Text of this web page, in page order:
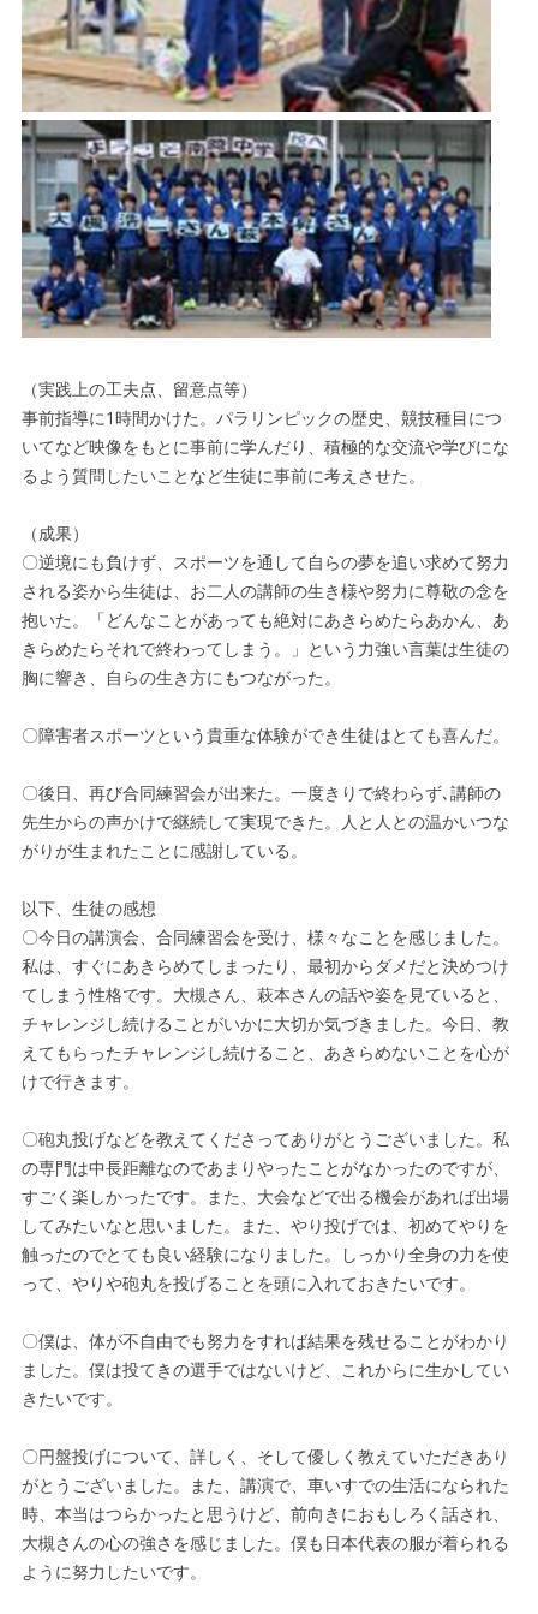
（実践上の工夫点、留意点等）
事前指導に1時間かけた。パラリンピックの歴史、競技種目につ
いてなど映像をもとに事前に学んだり、積極的な交流や学びにな
るよう質問したいことなど生徒に事前に考えさせた。
（成果）
〇逆境にも負けず、スポーツを通して自らの夢を追い求めて努力
される姿から生徒は、お二人の講師の生き様や努力に尊敬の念を
抱いた。「どんなことがあっても絶対にあきらめたらあかん、あ
きらめたらそれで終わってしまう。」という力強い言葉は生徒の
胸に響き、自らの生き方にもつながった。
〇障害者スポーツという貴重な体験ができ生徒はとても喜んだ。
〇後日、再び合同練習会が出来た。一度きりで終わらず､講師の
先生からの声かけで継続して実現できた。人と人との温かいつな
がりが生まれたことに感謝している。
以下、生徒の感想
〇今日の講演会、合同練習会を受け、様々なことを感じました。
私は、すぐにあきらめてしまったり、最初からダメだと決めつけ
てしまう性格です。大槻さん、萩本さんの話や姿を見ていると、
チャレンジし続けることがいかに大切か気づきました。今日、教
えてもらったチャレンジし続けること、あきらめないことを心が
けで行きます。
〇砲丸投げなどを教えてくださってありがとうございました。私
の専門は中長距離なのであまりやったことがなかったのですが、
すごく楽しかったです。また、大会などで出る機会があれば出場
してみたいなと思いました。また、やり投げでは、初めてやりを
触ったのでとても良い経験になりました。しっかり全身の力を使
って、やりや砲丸を投げることを頭に入れておきたいです。
〇僕は、体が不自由でも努力をすれば結果を残せることがわかり
ました。僕は投てきの選手ではないけど、これからに生かしてい
きたいです。
〇円盤投げについて、詳しく、そして優しく教えていただきあり
がとうございました。また、講演で、車いすでの生活になられた
時、本当はつらかったと思うけど、前向きにおもしろく話され、
大槻さんの心の強さを感じました。僕も日本代表の服が着られる
ように努力したいです。